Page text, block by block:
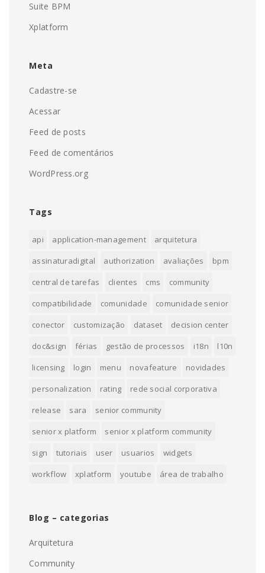
Suite BPM
Xplatform
Meta
Cadastre-se
Acessar
Feed de posts
Feed de comentários
WordPress.org
Tags
api application-management
arquitetura
assinaturadigital
authorization avaliações
bpm
central de tarefas
clientes cms
community
compatibilidade
comunidade
comunidade senior
conector
customização dataset
decision center
doc&sign
férias gestão de processos i18n
l10n
licensing
login menu novafeature
novidades
personalization
rating
rede social corporativa
release
sara
senior community
senior x platform
senior x platform community
sign
tutoriais user usuarios
widgets
workflow
xplatform youtube área de trabalho
Blog – categorias
Arquitetura
Community